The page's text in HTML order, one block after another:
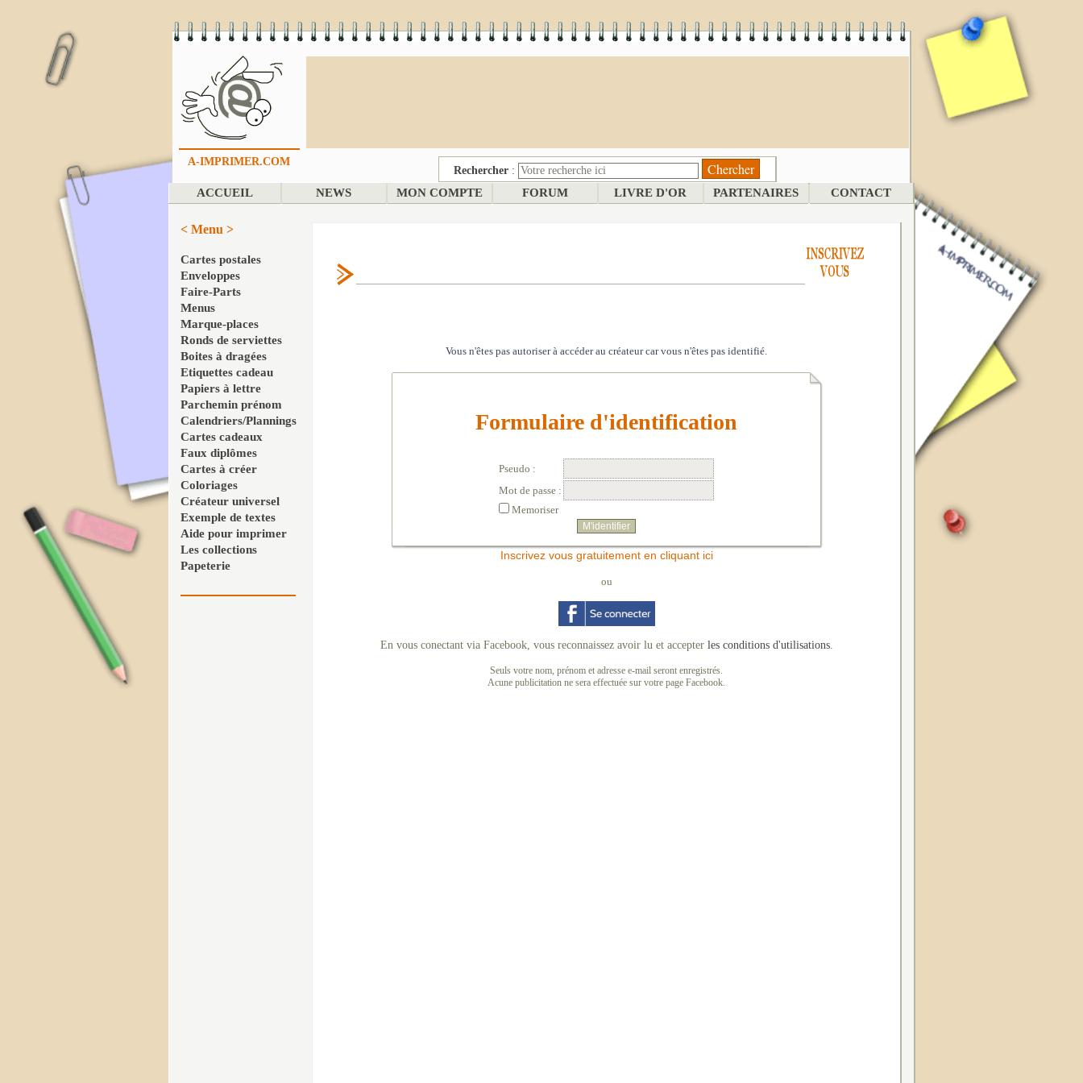
A-IMPRIMER.COM
Rechercher :
ACCUEIL NEWS MON COMPTE FORUM LIVRE D'OR PARTENAIRES CONTACT
< Menu >
Cartes postales
Enveloppes
Faire-Parts
Menus
Marque-places
Ronds de serviettes
Boites à dragées
Etiquettes cadeau
Papiers à lettre
Parchemin prénom
Calendriers/Plannings
Cartes cadeaux
Faux diplômes
Cartes à créer
Coloriages
Créateur universel
Exemple de textes
Aide pour imprimer
Les collections
Papeterie
Vous n'êtes pas autoriser à accéder au créateur car vous n'êtes pas identifié.
Formulaire d'identification
Pseudo :
Mot de passe :
Memoriser
Inscrivez vous gratuitement en cliquant ici
ou
En vous conectant via Facebook, vous reconnaissez avoir lu et accepter les conditions d'utilisations.
Seuls votre nom, prénom et adresse e-mail seront enregistrés.
Acune publicitation ne sera effectuée sur votre page Facebook.